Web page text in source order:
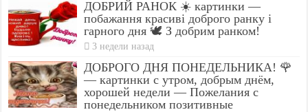
ДОБРИЙ РАНОК ☀️ картинки —
побажання красиві доброго ранку і
гарного дня 🕊️ З добрим ранком!
3 недели назад
ДОБРОГО ДНЯ ПОНЕДЕЛЬНИКА! 🌹
— картинки с утром, добрым днём,
хорошей недели — Пожелания с
понедельником позитивные